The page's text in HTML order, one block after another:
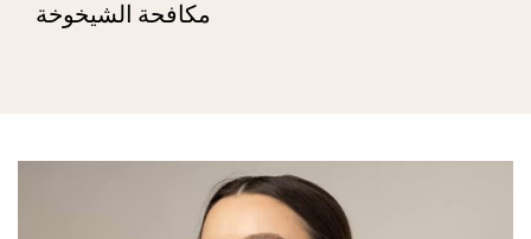
مكافحة الشيخوخة